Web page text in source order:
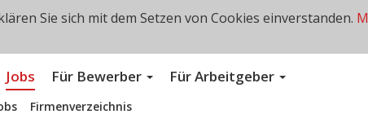
Jobs Für Bewerber Für Arbeitgeber
Firmenverzeichnis
Sie sich mit dem Setzen von Cookies einverstanden.